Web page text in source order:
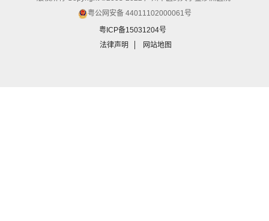
粤公网安备 44011102000061号
粤ICP备15031204号
法律声明
网站地图